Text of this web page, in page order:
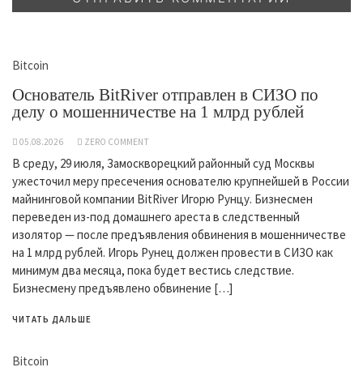
Bitcoin
Основатель BitRiver отправлен в СИЗО по
делу о мошенничестве на 1 млрд рублей
05.08.2026 ZERO COMMENT
В среду, 29 июля, Замоскворецкий районный суд Москвы
ужесточил меру пресечения основателю крупнейшей в России
майнинговой компании BitRiver Игорю Рунцу. Бизнесмен
переведен из-под домашнего ареста в следственный
изолятор — после предъявления обвинения в мошенничестве
на 1 млрд рублей. Игорь Рунец должен провести в СИЗО как
минимум два месяца, пока будет вестись следствие.
Бизнесмену предъявлено обвинение […]
ЧИТАТЬ ДАЛЬШЕ
Bitcoin